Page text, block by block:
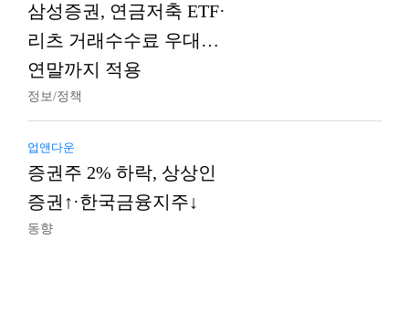
삼성증권, 연금저축 ETF·
리츠 거래수수료 우대…
연말까지 적용
정보/정책
업앤다운
증권주 2% 하락, 상상인
증권↑·한국금융지주↓
동향